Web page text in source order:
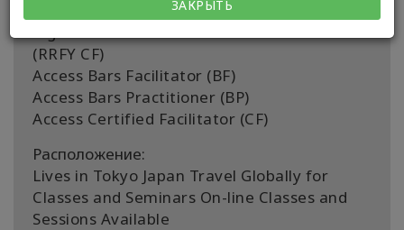
ЗАКРЫТЬ
Being You Certified Facilitator (BYCF)
(RRFY CF)
Access Bars Facilitator (BF)
Access Bars Practitioner (BP)
Access Certified Facilitator (CF)
Расположение:
Lives in Tokyo Japan Travel Globally for
Classes and Seminars On-line Classes and
Sessions Available